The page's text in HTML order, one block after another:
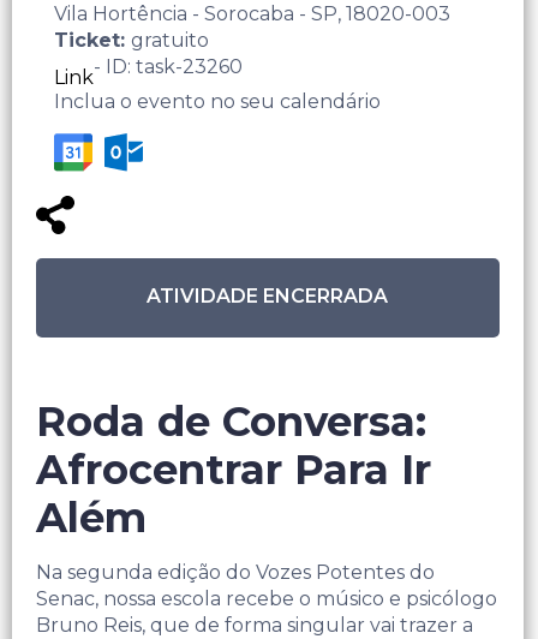
Vila Hortência - Sorocaba - SP, 18020-003
Ticket: gratuito
Link- ID: task-23260
Inclua o evento no seu calendário
ATIVIDADE ENCERRADA
Roda de Conversa:
Afrocentrar Para Ir
Além
Na segunda edição do Vozes Potentes do
Senac, nossa escola recebe o músico e psicólogo
Bruno Reis, que de forma singular vai trazer a